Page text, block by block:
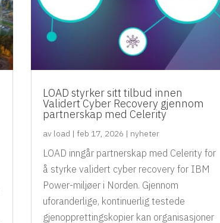
LOAD styrker sitt tilbud innen
Validert Cyber Recovery gjennom
partnerskap med Celerity
av load | feb 17, 2026 | nyheter
LOAD inngår partnerskap med Celerity for
å styrke validert cyber recovery for IBM
Power-miljøer i Norden. Gjennom
uforanderlige, kontinuerlig testede
gjenopprettingskopier kan organisasjoner